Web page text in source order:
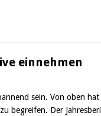
einnehmen
sein. Von oben
begreifen. Der